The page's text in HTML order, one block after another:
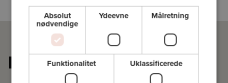
Absolut
nødvendige
Ydeevne Målretning
Funktionalitet Uklassificerede